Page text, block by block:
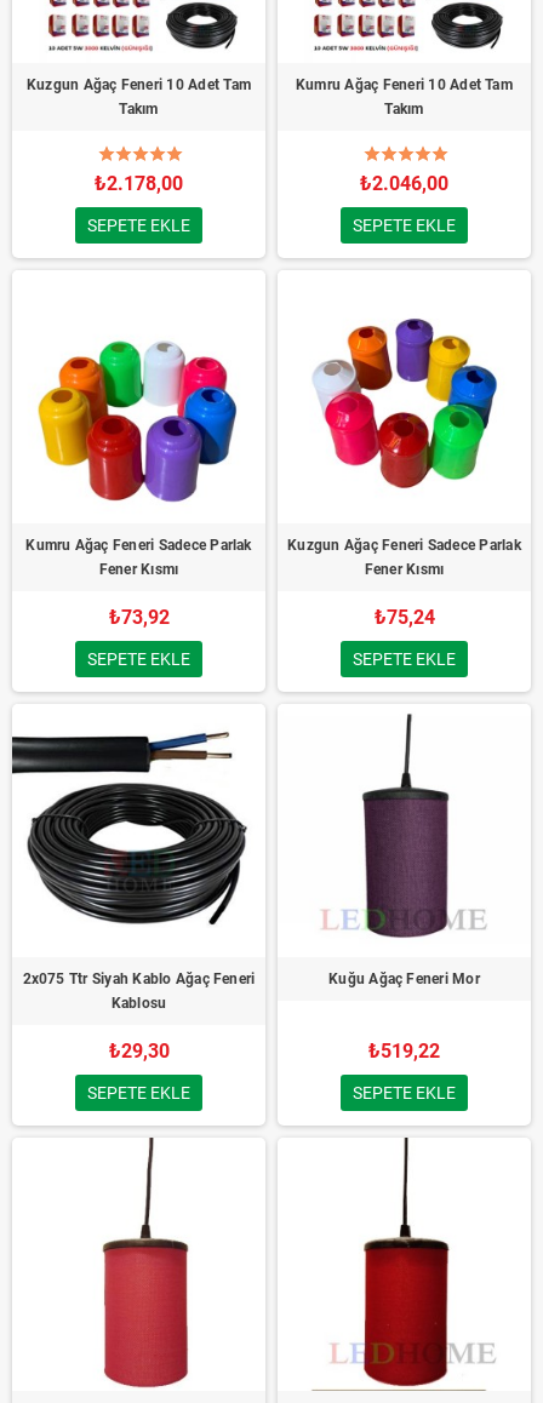
Kuzgun Ağaç Feneri 10 Adet Tam
Takım
₺2.178,00
SEPETE EKLE
Kumru Ağaç Feneri 10 Adet Tam
Takım
₺2.046,00
SEPETE EKLE
Kumru Ağaç Feneri Sadece Parlak
Fener Kısmı
₺73,92
SEPETE EKLE
Kuzgun Ağaç Feneri Sadece Parlak
Fener Kısmı
₺75,24
SEPETE EKLE
2x075 Ttr Siyah Kablo Ağaç Feneri
Kablosu
₺29,30
SEPETE EKLE
Kuğu Ağaç Feneri Mor
₺519,22
SEPETE EKLE